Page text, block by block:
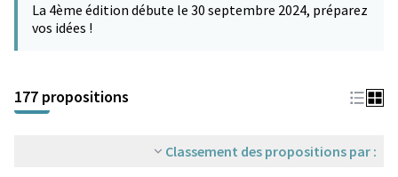
−
La 4ème édition débute le 30 septembre 2024, préparez
vos idées !
177 propositions
Classement des propositions par :